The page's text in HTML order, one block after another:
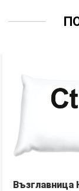
Възглавница